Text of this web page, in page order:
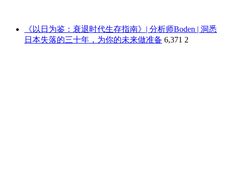
《以日为鉴：衰退时代生存指南》| 分析师Boden | 洞悉
日本失落的三十年，为你的未来做准备 6,371 2